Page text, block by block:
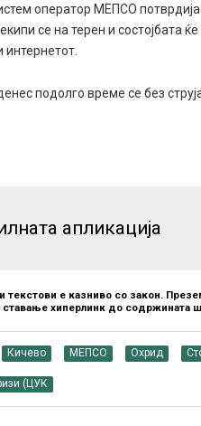
оператор МЕПСО
се на терен и состојбата
подолго време се без
апликација
текстови е казниво со закон.
хиперлинк до содржината
Кичево МЕПСО Охрид
(ЦУК